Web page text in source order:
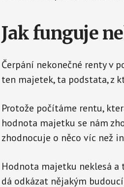
Jak funguje
Čerpání nekonečné renty v
ten majetek, ta podstata, z
Protože počítáme rentu,
hodnota majetku se nám
zhodnocuje o něco víc než
Hodnota majetku neklesá
dá odkázat nějakým